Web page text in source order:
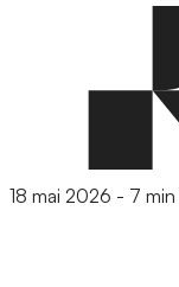
18 mai 2026 - 7 min